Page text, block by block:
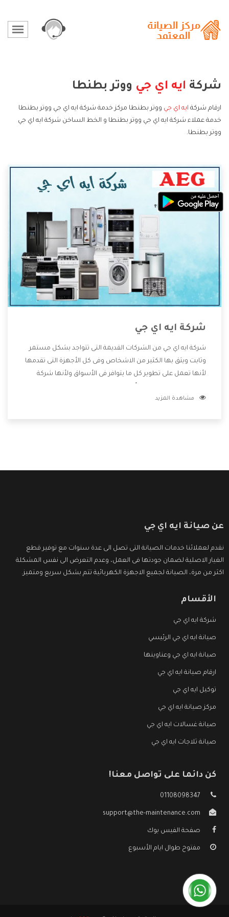
شركة ايه اي جي ووتر بطنطا
ارقام شركة ايه اي جي ووتر بطنطا مركز خدمة شركة ايه اي جي ووتر بطنطا
خدمة عملاء شركة ايه اي جي ووتر بطنطا و الخط الساخن شركة ايه اي جي
ووتر بطنطا.
شركة ايه اي جي
شركة ايه اي جي من الشركات القديمة التى تتواجد بشكل مستمر
وثابت ويثق بها الكثير من الاشخاص وفى كل الأجهزة التى تقدمها
لأنها تعمل على تطوير كل ما يتوافر فى الأسواق ولأنها شركة
وتقدم للعملاء أقوى العروض والخصومات التى تسهل على
مشاهدة المزيد
عن صيانة ايه اي جي
نقدم لعملائنا خدمات الصيانة التى تصل الى عدة سنوات مع توفير قطع
الغيار الاصلية لضمان جودتها فى العمل، وعدم التعرض الى نفس المشكلة
اكثر من مرة، الصيانة لجميع الاجهزة الكهربائية تتم بشكل سريع ومتميز.
الأقسام
شركة ايه اي جي
صيانة ايه اي جي الرئيسي
صيانة ايه اي جي وعناوينها
ارقام صيانة ايه اي جي
توكيل ايه اي جي
مركز صيانة ايه اي جي
صيانة غسالات ايه اي جي
صيانة ثلاجات ايه اي جي
كن دائما على تواصل معنا!
01108098347
support@the-maintenance.com
صفحة الفيس بوك
مفتوح طوال ايام الأسبوع